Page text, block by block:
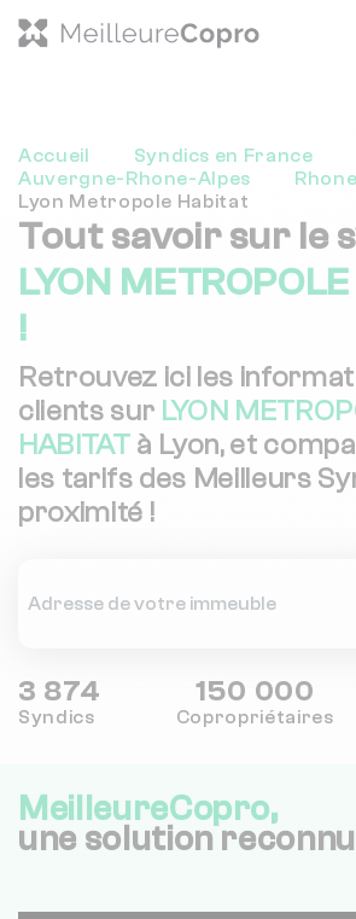
Accueil
Syndics en France
Auvergne-Rhone-Alpes
Rhone
Lyon Metropole Habitat
Tout savoir sur le
LYON
!
Retrouvez ici les
clients sur LYON
HABITAT à Lyon, et
les tarifs des Meilleurs
proximité !
3 874
Syndics
150 000
Copropriétaires
MeilleureCopro,
une solution